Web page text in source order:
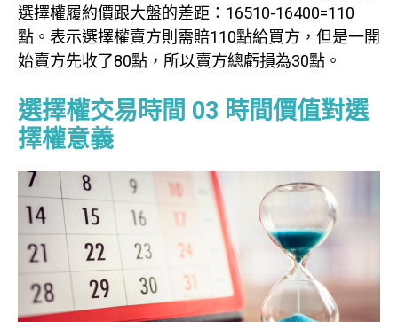
選擇權履約價跟大盤的差距：16510-16400=110
點。表示選擇權賣方則需賠110點給買方，但是一開
始賣方先收了80點，所以賣方總虧損為30點。
選擇權交易時間 03 時間價值對選
擇權意義